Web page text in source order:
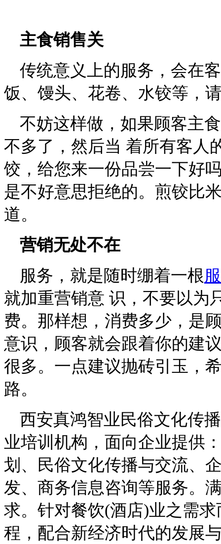
主食销售关
传统意义上的服务，会在
饭、馒头、花卷、水铰等，
不妨这样做，如果顾客主
不多了，然后当 着所有客人
饺，给您来一份品尝一下好
是不好意思拒绝的。煎铰比
道。
营销无处不在
服务，就是随时绷着一根
就加重营销意 识，不要以为
费。那样想，消费多少，是
意识，顾客就会跟着你的建
很多。一点建议抛砖引玉，
路。
西安真鸿智业民俗文化传
业培训机构，面向企业提供
划、民俗文化传播与交流、
发、商务信息咨询等服务。
求。针对餐饮(酒店)业之需
程，配合新经济时代的发展